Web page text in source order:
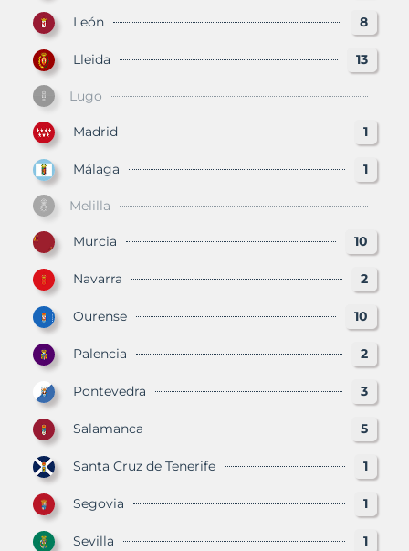
León 8
Lleida 13
Lugo
Madrid 1
Málaga 1
Melilla
Murcia 10
Navarra 2
Ourense 10
Palencia 2
Pontevedra 3
Salamanca 5
Santa Cruz de Tenerife 1
Segovia 1
Sevilla 1